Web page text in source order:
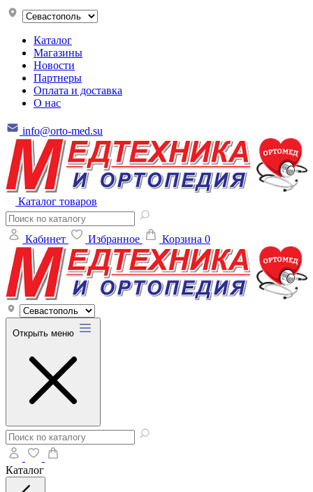
Каталог
Магазины
Новости
Партнеры
Оплата и доставка
О нас
info@orto-med.su
Каталог товаров
Кабинет Избранное Корзина 0
Открыть меню
Каталог